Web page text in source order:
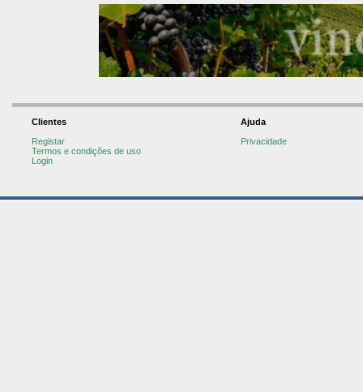
Clientes
Registar
Termos e condições de uso
Login
Ajuda
Privacidade